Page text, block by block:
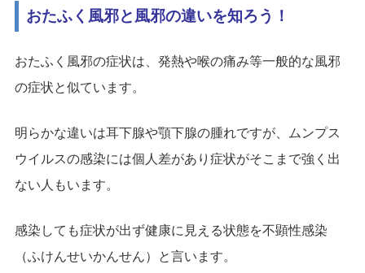
おたふく風邪と風邪の違いを知ろう！
おたふく風邪の症状は、発熱や喉の痛み等一般的な風邪
の症状と似ています。
明らかな違いは耳下腺や顎下腺の腫れですが、ムンプス
ウイルスの感染には個人差があり症状がそこまで強く出
ない人もいます。
感染しても症状が出ず健康に見える状態を不顕性感染
（ふけんせいかんせん）と言います。